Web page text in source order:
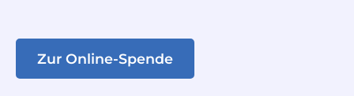
Zur Online-Spende